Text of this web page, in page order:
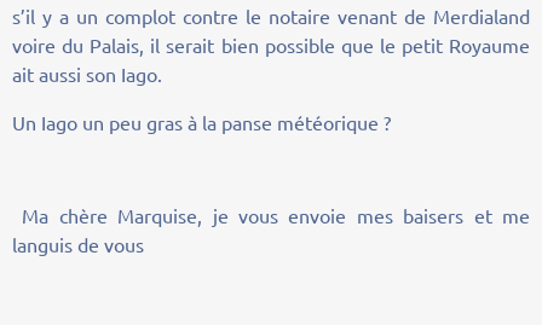
s’il y a un complot contre le notaire venant de Merdialand
voire du Palais, il serait bien possible que le petit Royaume
ait aussi son Iago.
Un Iago un peu gras à la panse météorique ?
Ma chère Marquise, je vous envoie mes baisers et me
languis de vous